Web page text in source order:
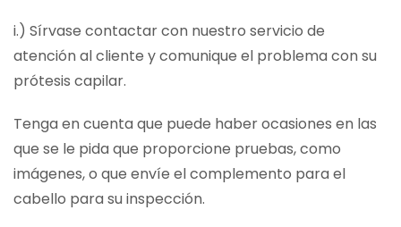
i.) Sírvase contactar con nuestro servicio de
atención al cliente y comunique el problema con su
prótesis capilar.
Tenga en cuenta que puede haber ocasiones en las
que se le pida que proporcione pruebas, como
imágenes, o que envíe el complemento para el
cabello para su inspección.